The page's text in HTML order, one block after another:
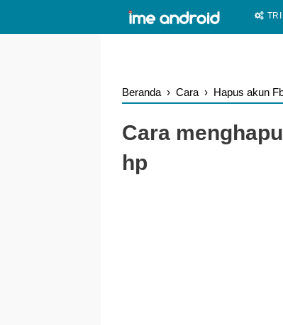
Beranda › Cara › Hapus akun
Cara
hp